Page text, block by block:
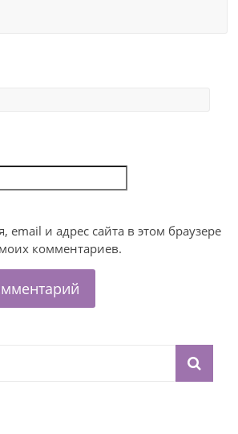
email и адрес сайта в этом браузере
комментариев.